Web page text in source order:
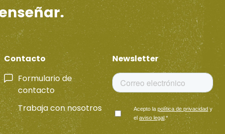
Contacto
Formulario de
contacto
Trabaja con nosotros
Newsletter
Acepto lapolítica de privacidady
elaviso legal .*